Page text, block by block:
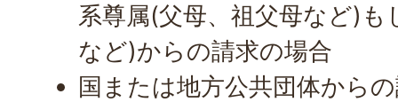
系尊属(父母、祖父母など)
など)からの請求の場合
国または地方公共団体から